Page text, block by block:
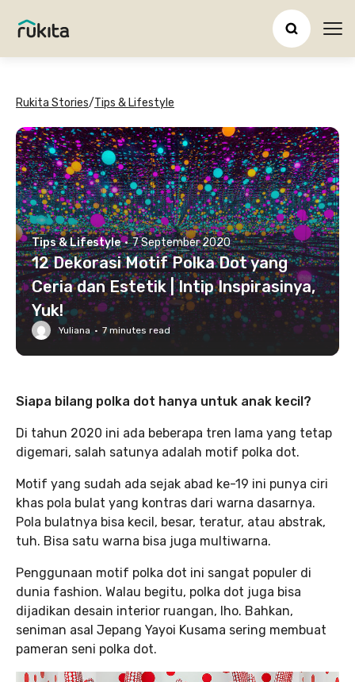
Rukita Stories/Tips & Lifestyle
Tips & Lifestyle · 7 September 2020
12 Dekorasi Motif Polka Dot yang
Ceria dan Estetik | Intip Inspirasinya,
Yuk!
Yuliana · 7minutes read
Siapa bilang polka dot hanya untuk anak kecil?
Di tahun 2020 ini ada beberapa tren lama yang tetap
digemari, salah satunya adalah motif polka dot.
Motif yang sudah ada sejak abad ke-19 ini punya ciri
khas pola bulat yang kontras dari warna dasarnya.
Pola bulatnya bisa kecil, besar, teratur, atau abstrak,
tuh. Bisa satu warna bisa juga multiwarna.
Penggunaan motif polka dot ini sangat populer di
dunia fashion. Walau begitu, polka dot juga bisa
dijadikan desain interior ruangan, lho. Bahkan,
seniman asal Jepang Yayoi Kusama sering membuat
pameran seni polka dot.